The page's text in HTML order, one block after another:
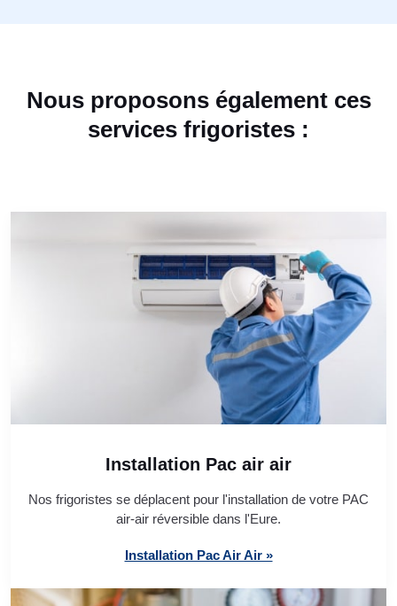
Nous proposons également ces
services frigoristes :
Installation Pac air air
Nos frigoristes se déplacent pour l'installation de votre PAC
air-air réversible dans l'Eure.
Installation Pac Air Air »